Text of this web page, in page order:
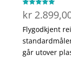
Vurdert
5.00
kr
Flygodkjent
går utover